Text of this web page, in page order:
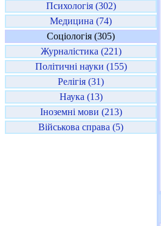
Психологія (302)
Медицина (74)
Соціологія (305)
Журналістика (221)
Політичні науки (155)
Релігія (31)
Наука (13)
Іноземні мови (213)
Військова справа (5)